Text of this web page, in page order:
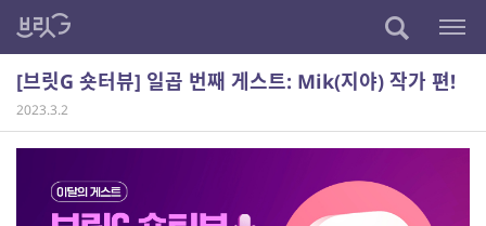
[브릿G 숏터뷰] 일곱 번째 게스트: Mik(지야) 작가 편!
2023.3.2